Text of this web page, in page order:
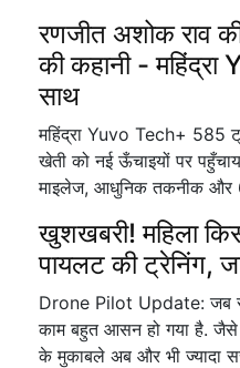
रणजीत अशोक राव
की कहानी -
साथ
महिंद्रा Yuvo Tech+ 585
खेती को नई ऊँचाइयों पर
माइलेज, आधुनिक तकनीक और
खुशखबरी! महिला
पायलट की ट्रेनिंग,
Drone Pilot Update: जब
काम बहुत आसन हो गया है.
के मुकाबले अब और भी ज्यादा